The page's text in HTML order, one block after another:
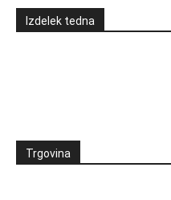
Izdelek tedna
Trgovina